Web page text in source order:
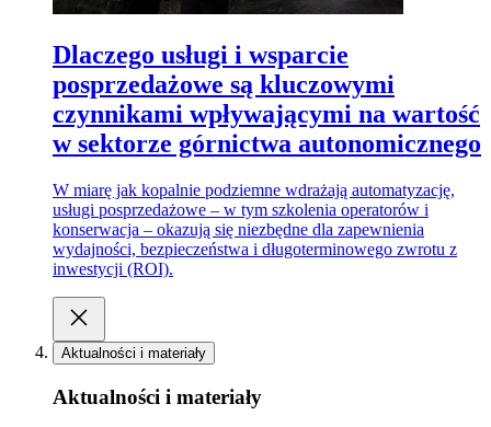
Dlaczego usługi i wsparcie
posprzedażowe są kluczowymi
czynnikami wpływającymi na wartość
w sektorze górnictwa autonomicznego
W miarę jak kopalnie podziemne wdrażają automatyzację,
usługi posprzedażowe – w tym szkolenia operatorów i
konserwacja – okazują się niezbędne dla zapewnienia
wydajności, bezpieczeństwa i długoterminowego zwrotu z
inwestycji (ROI).
Aktualności i materiały
Aktualności i materiały